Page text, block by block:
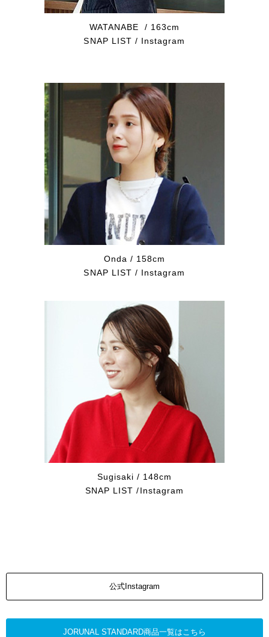
WATANABE / 163cm
SNAP LIST / Instagram
Onda / 158cm
SNAP LIST / Instagram
Sugisaki / 148cm
SNAP LIST /Instagram
公式Instagram
JORUNAL STANDARD商品一覧はこちら